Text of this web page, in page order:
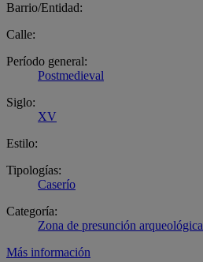
Barrio/Entidad:
Calle:
Período general:
Postmedieval
Siglo:
XV
Estilo:
Tipologías:
Caserío
Categoría:
Zona de presunción arqueológica
Más información